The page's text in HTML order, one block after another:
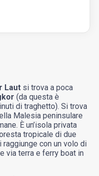
Lautsi trova a poca
(da questa è
di traghetto). Si trova
Malesia peninsulare
È un’isola privata
tropicale di due
con un volo di
via terra e ferry boat in